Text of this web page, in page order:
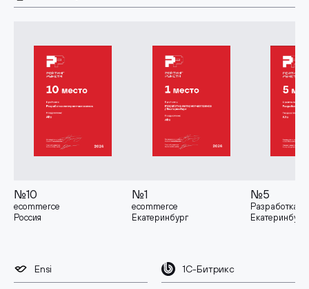
№10
ecommerce
Россия
№1
ecommerce
Екатеринбург
№5
Разработка
Екатеринбург
Ensi 1С-Битрикс